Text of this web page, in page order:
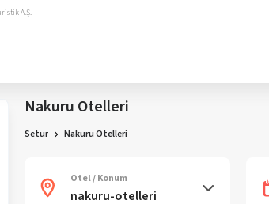
A.Ş.
Nakuru Otelleri
Setur Nakuru Otelleri
Otel / Konum